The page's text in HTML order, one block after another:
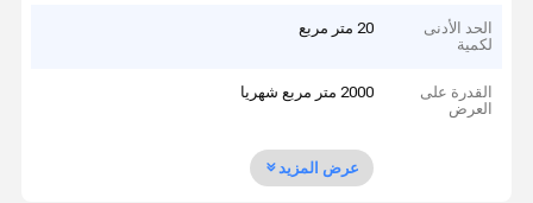
الحد الأدنى
لكمية
20 متر مربع
القدرة على
العرض
2000 متر مربع شهريا
عرض المزيد